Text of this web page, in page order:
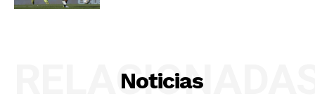
Noticias